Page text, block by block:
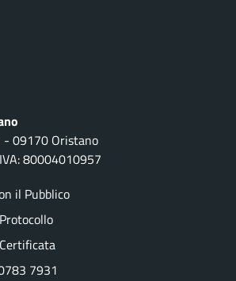
- 09170 Oristano
80004010957
il Pubblico
7931